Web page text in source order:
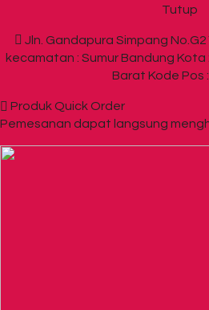
Tutup
Jln. Gandapura Simpang
kecamatan : Sumur Bandung Kota
Barat Kode Pos
Produk Quick Order
Pemesanan dapat langsung